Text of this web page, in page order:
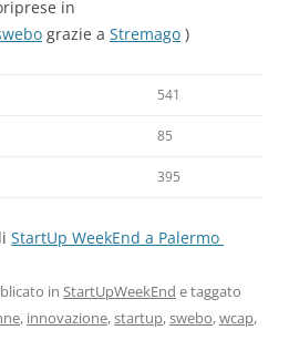
in
grazie a Stremago )
541
85
395
StartUp WeekEnd a Palermo
in StartUpWeekEnd e taggato
, innovazione,startup,swebo,wcap,